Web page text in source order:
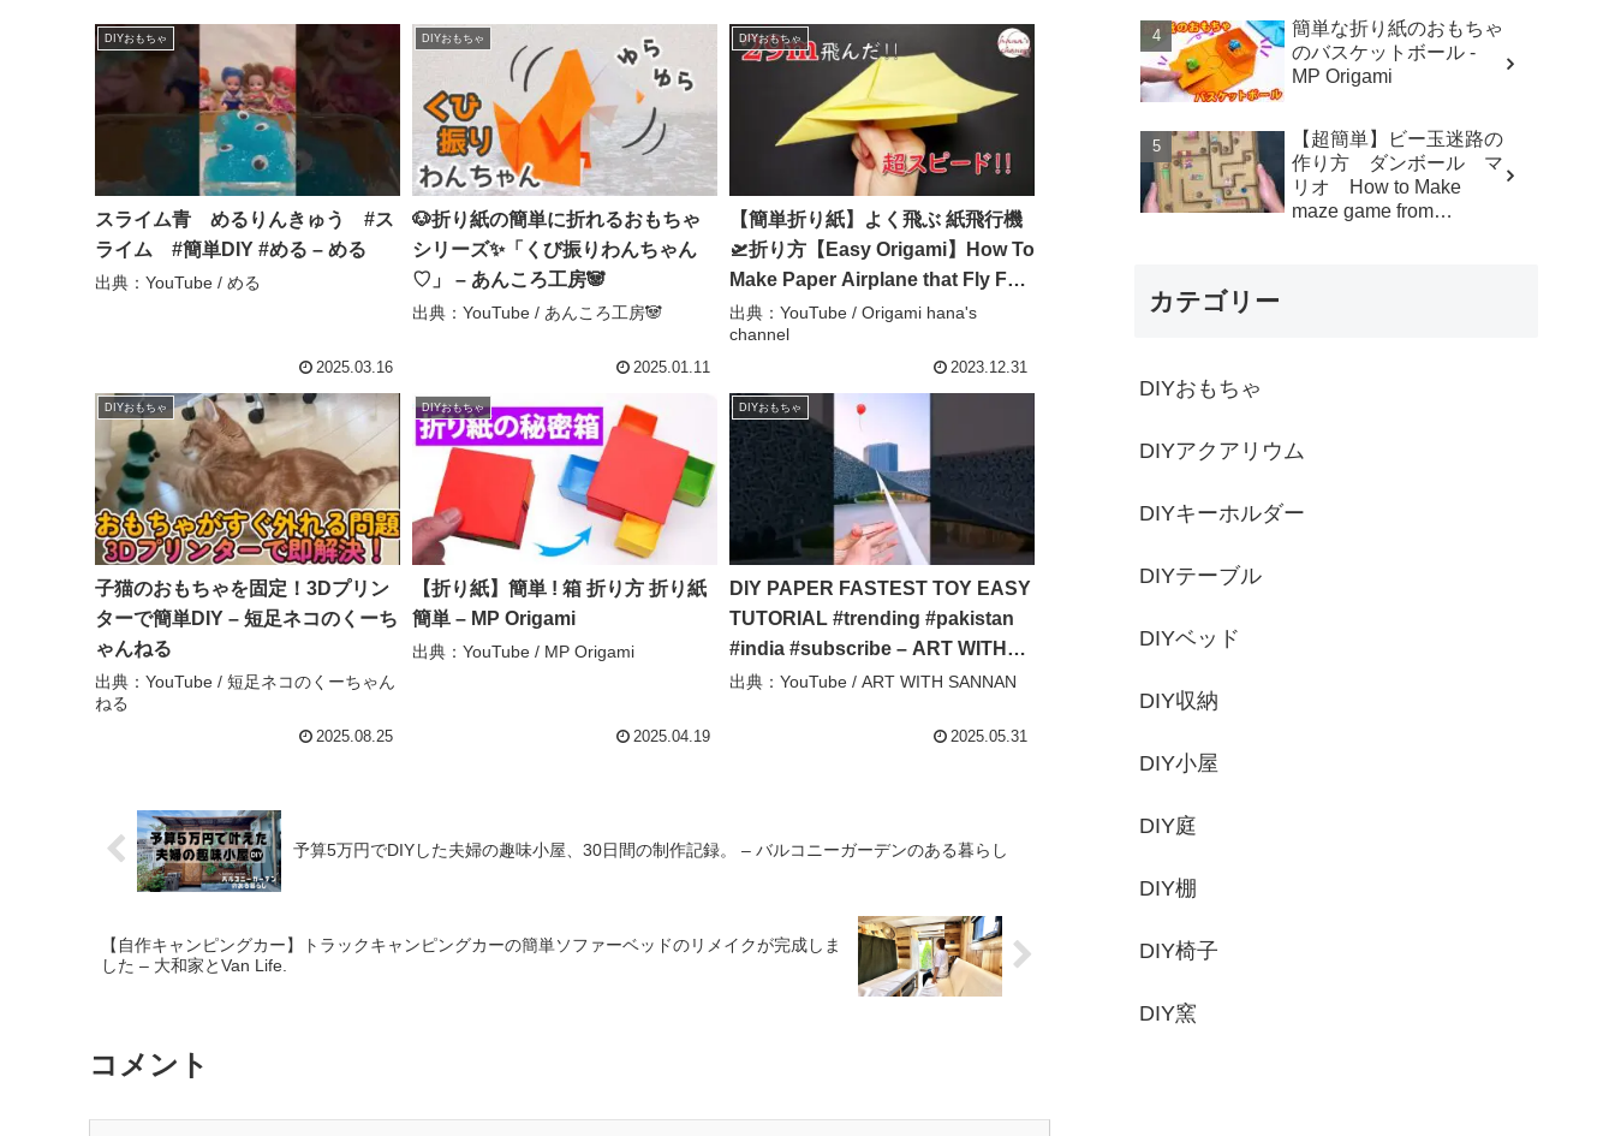
DIYおもちゃ
スライム青 めるりんきゅう #ス
ライム #簡単DIY #める – める
出典：YouTube / める
2025.03.16
DIYおもちゃ
🐶折り紙の簡単に折れるおもちゃ
シリーズ✨️「くび振りわんちゃん
♡」 – あんころ工房🐼
出典：YouTube / あんころ工房🐼
2025.01.11
DIYおもちゃ
【簡単折り紙】よく飛ぶ 紙飛行機
🛫折り方【Easy Origami】How To
Make Paper Airplane that Fly Far
종이접기 비행기 折纸 纸飞机
DIY plane – Origami hana’s
出典：YouTube / Origami hana's
channel
2023.12.31
DIYおもちゃ
子猫のおもちゃを固定！3Dプリン
ターで簡単DIY – 短足ネコのくーち
ゃんねる
出典：YouTube / 短足ネコのくーちゃん
ねる
2025.08.25
DIYおもちゃ
【折り紙】簡単 ! 箱 折り方 折り紙
簡単 – MP Origami
出典：YouTube / MP Origami
2025.04.19
DIYおもちゃ
DIY PAPER FASTEST TOY EASY
TUTORIAL #trending #pakistan
#india #subscribe – ART WITH
SANNAN
出典：YouTube / ART WITH SANNAN
2025.05.31
予算5万円でDIYした夫婦の趣味小屋、30日間の制作記録。 – バルコニーガーデンのある暮らし
【自作キャンピングカー】トラックキャンピングカーの簡単ソファーベッドのリメイクが完成しま
した – 大和家とVan Life.
コメント
Macrame traveler Hikaru
簡単な折り紙のおもちゃ
のバスケットボール -
MP Origami
【超簡単】ビー玉迷路の
作り方 ダンボール マ
リオ How to Make
maze game from
カテゴリー
DIYおもちゃ
DIYアクアリウム
DIYキーホルダー
DIYテーブル
DIYベッド
DIY収納
DIY小屋
DIY庭
DIY棚
DIY椅子
DIY窯